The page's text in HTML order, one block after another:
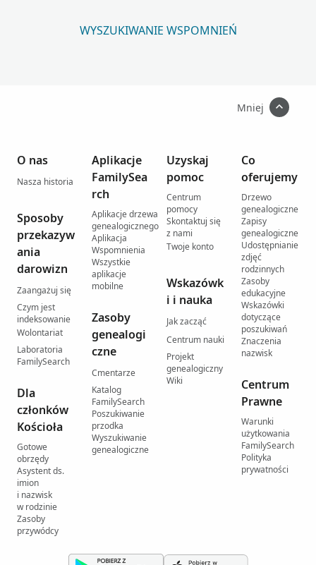
WYSZUKIWANIE WSPOMNIEŃ
Mniej
O nas
Nasza historia
Sposoby
przekazyw
ania
darowizn
Zaangażuj się
Czym jest
indeksowanie
Wolontariat
Laboratoria
FamilySearch
Dla
członków
Kościoła
Gotowe
obrzędy
Asystent ds.
imion
i nazwisk
w rodzinie
Zasoby
przywódcy
Aplikacje
FamilySea
rch
Aplikacje drzewa
genealogicznego
Aplikacja
Wspomnienia
Wszystkie
aplikacje
mobilne
Zasoby
genealogi
czne
Cmentarze
Katalog
FamilySearch
Poszukiwanie
przodka
Wyszukiwanie
genealogiczne
Uzyskaj
pomoc
Centrum
pomocy
Skontaktuj się
z nami
Twoje konto
Wskazówk
i i nauka
Jak zacząć
Centrum nauki
Projekt
genealogiczny
Wiki
Co
oferujemy
Drzewo
genealogiczne
Zapisy
genealogiczne
Udostępnianie
zdjęć
rodzinnych
Zasoby
edukacyjne
Wskazówki
dotyczące
poszukiwań
Znaczenia
nazwisk
Centrum
Prawne
Warunki
użytkowania
FamilySearch
Polityka
prywatności